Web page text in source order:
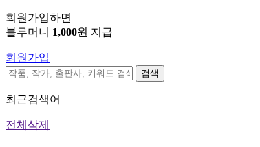
회원가입하면
블루머니 1,000원 지급
회원가입
검색
최근검색어
전체삭제